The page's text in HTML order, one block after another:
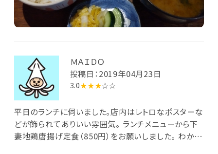
ＭＡＩＤＯ
投稿日：2019年04月23日
3.0★★★☆☆
平日のランチに伺いました。店内はレトロなポスターな
どが飾られてありいい雰囲気。 ランチメニューから下
妻地鶏唐揚げ定食（850円）をお願いしました。 わかめ